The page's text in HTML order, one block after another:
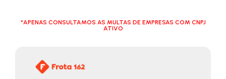
*APENAS CONSULTAMOS AS MULTAS DE EMPRESAS COM CNPJ
ATIVO